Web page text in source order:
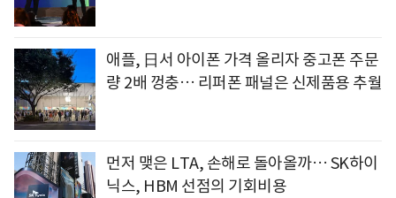
애플, 日서 아이폰 가격 올리자 중고폰 주문
량 2배 껑충… 리퍼폰 패널은 신제품용 추월
먼저 맺은 LTA, 손해로 돌아올까… SK하이
닉스, HBM 선점의 기회비용